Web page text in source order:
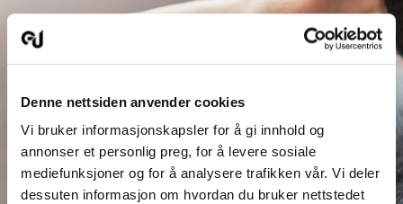
Denne nettsiden anvender cookies
Vi bruker informasjonskapsler for å gi innhold og
annonser et personlig preg, for å levere sosiale
mediefunksjoner og for å analysere trafikken vår. Vi deler
dessuten informasjon om hvordan du bruker nettstedet